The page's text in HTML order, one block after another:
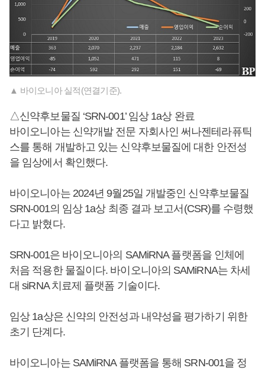
▲ 바이오니아 실적(연결기준).
△신약후보물질 ‘SRN-001’ 임상 1a상 완료
바이오니아는 신약개발 전문 자회사인 써나젠테라퓨틱
스를 통해 개발하고 있는 신약후보물질에 대한 안전성
을 임상에서 확인했다.
바이오니아는 2024년 9월25일 개발중인 신약후보물질
SRN-001의 임상 1a상 최종 결과 보고서(CSR)를 수령했
다고 밝혔다.
SRN-001은 바이오니아의 SAMiRNA 플랫폼을 인체에
처음 적용한 물질이다. 바이오니아의 SAMiRNA는 차세
대 siRNA 치료제 플랫폼 기술이다.
임상 1a상은 신약의 안전성과 내약성을 평가하기 위한
초기 단계다.
바이오니아는 SAMiRNA 플랫폼을 통해 SRN-001을 정